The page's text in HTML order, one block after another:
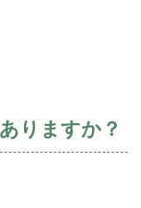
りますか？